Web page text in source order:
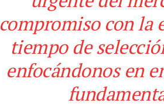
compromiso con la
tiempo de
enfocándonos en